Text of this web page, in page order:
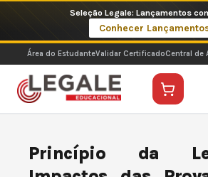
o
conteúdo
Imperdíveis no Pix: Pós Selecionadas a 199
Ver ofertas
Área do EstudanteValidar CertificadoCentral de
Princípio da